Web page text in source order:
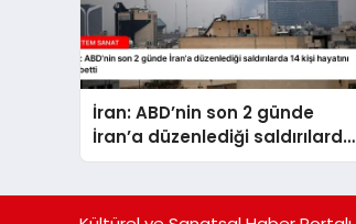
İran: ABD’nin son 2 günde
İran’a düzenlediği saldırılarda
14 kişi hayatını kaybetti